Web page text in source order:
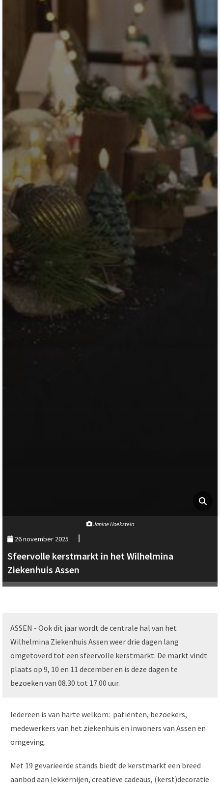
Janine Hoekstein
26 november 2025
Sfeervolle kerstmarkt in het Wilhelmina
Ziekenhuis Assen
ASSEN - Ook dit jaar wordt de centrale hal van het
Wilhelmina Ziekenhuis Assen weer drie dagen lang
omgetoverd tot een sfeervolle kerstmarkt. De markt vindt
plaats op 9, 10 en 11 december en is deze dagen te
bezoeken van 08.30 tot 17.00 uur.
Iedereen is van harte welkom: patiënten, bezoekers,
medewerkers van het ziekenhuis en inwoners van Assen en
omgeving.
Met 19 gevarieerde stands biedt de kerstmarkt een breed
aanbod aan lekkernijen, creatieve cadeaus, (kerst)decoratie